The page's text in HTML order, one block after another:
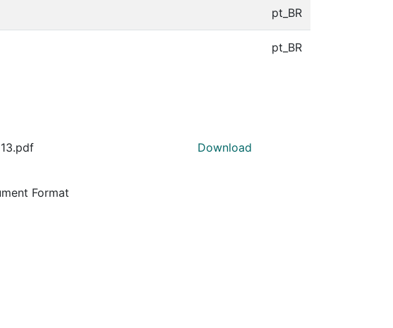
pt_BR
pt_BR
Format
Download